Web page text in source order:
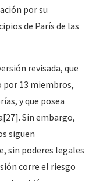
por su
de París de las
revisada, que
por 13 miembros,
y que posea
[27]. Sin embargo,
siguen
sin poderes legales
corre el riesgo